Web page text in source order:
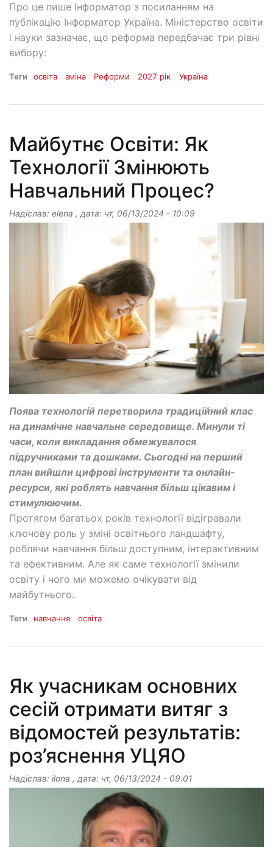
Про це пише Інформатор з посиланням на
публікацію Інформатор Україна. Міністерство освіти
і науки зазначає, що реформа передбачає три рівні
вибору:
Теги освіта зміна Реформи 2027 рік Україна
Майбутнє Освіти: Як
Технології Змінюють
Навчальний Процес?
Надіслав: elena , дата: чт, 06/13/2024 - 10:09
Поява технологій перетворила традиційний клас
на динамічне навчальне середовище. Минули ті
часи, коли викладання обмежувалося
підручниками та дошками. Сьогодні на перший
план вийшли цифрові інструменти та онлайн-
ресурси, які роблять навчання більш цікавим і
стимулюючим.
Протягом багатьох років технології відігравали
ключову роль у зміні освітнього ландшафту,
роблячи навчання більш доступним, інтерактивним
та ефективним. Але як саме технології змінили
освіту і чого ми можемо очікувати від
майбутнього.
Теги навчання освіта
Як учасникам основних
сесій отримати витяг з
відомостей результатів:
роз’яснення УЦЯО
Надіслав: ilona , дата: чт, 06/13/2024 - 09:01